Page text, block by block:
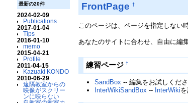
最新の20件
2024-02-09
Publications
2017-01-04
Tips
2016-01-10
memo
2015-04-21
Profile
2011-04-15
Kazuaki KONDO
2010-06-29
遠隔教室からの
映像がスクリー
ンに映らない
FrontPage †
このページは、ページを指定しない
あなたのサイトに合わせ、自由に編
練習ページ †
SandBox -- 編集をお試しくだ
InterWikiSandBox -- InterWiki